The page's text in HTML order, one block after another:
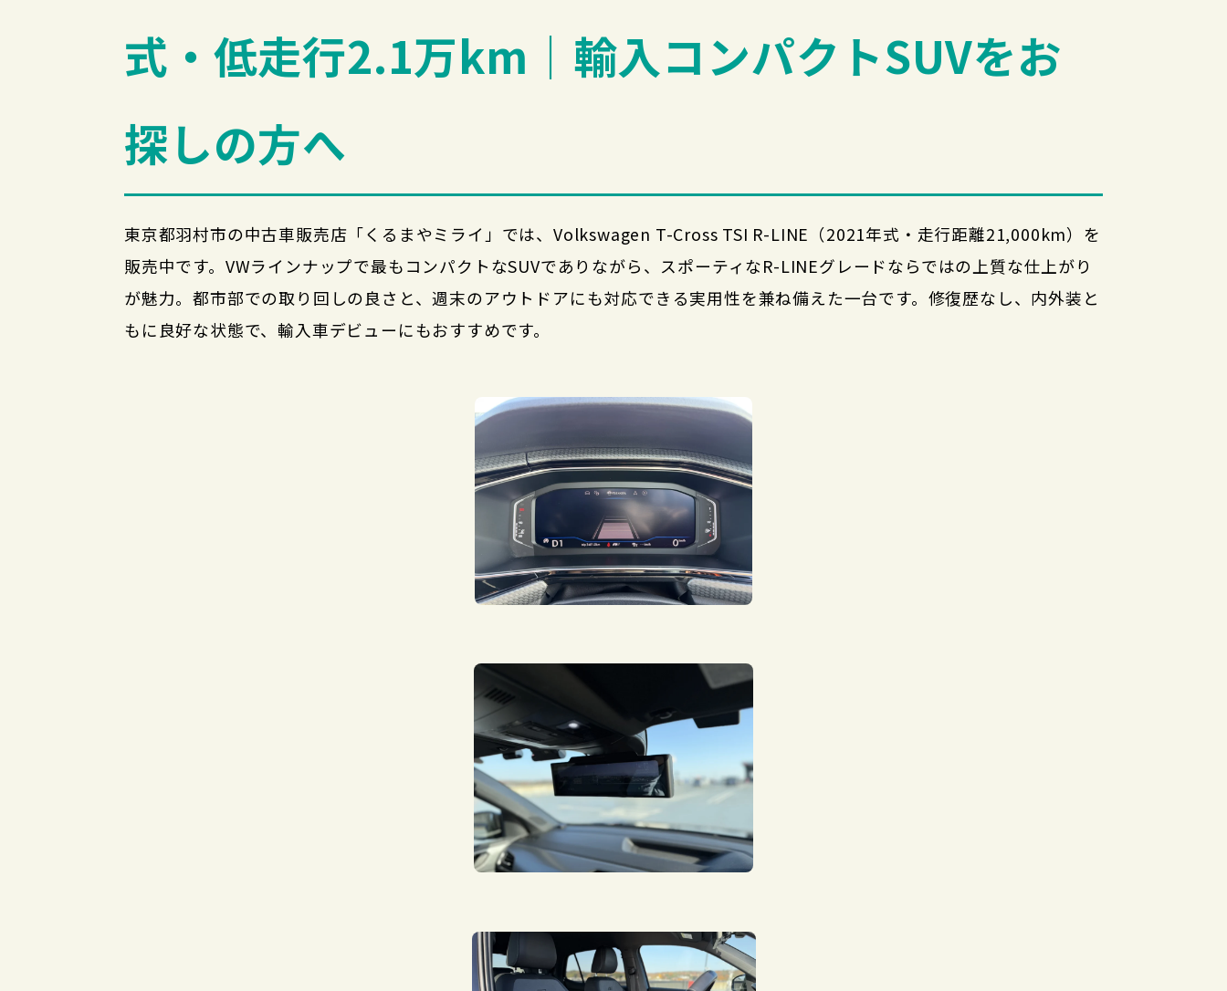
式・低走行2.1万km｜輸入コンパクトSUVをお
探しの方へ
東京都羽村市の中古車販売店「くるまやミライ」では、Volkswagen T-Cross TSI R-LINE（2021年式・走行距離21,000km）を
販売中です。VWラインナップで最もコンパクトなSUVでありながら、スポーティなR-LINEグレードならではの上質な仕上がり
が魅力。都市部での取り回しの良さと、週末のアウトドアにも対応できる実用性を兼ね備えた一台です。修復歴なし、内外装と
もに良好な状態で、輸入車デビューにもおすすめです。